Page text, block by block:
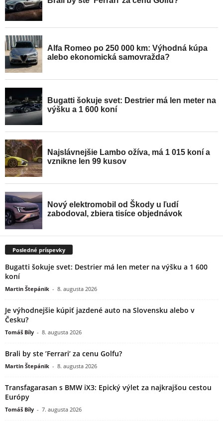
Posledné príspevky
Bugatti šokuje svet: Destrier má len meter na výšku a 1 600
koní
Martin Štepánik - 8. augusta 2026
Je výhodnejšie kúpiť jazdené auto na Slovensku alebo v
Česku?
Tomáš Bíly - 8. augusta 2026
Brali by ste ’Ferrari’ za cenu Golfu?
Martin Štepánik - 8. augusta 2026
Transfagarasan s BMW iX3: Epický výlet za najkrajšou cestou
Európy
Tomáš Bíly - 7. augusta 2026